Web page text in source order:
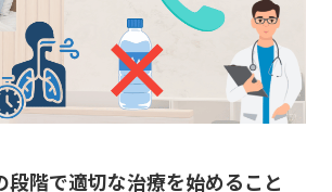
段階で適切な治療を始めること